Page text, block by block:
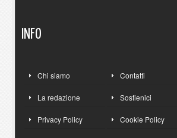
INFO
Chi siamo Contatti
La redazione Sostienici
Privacy Policy Cookie Policy